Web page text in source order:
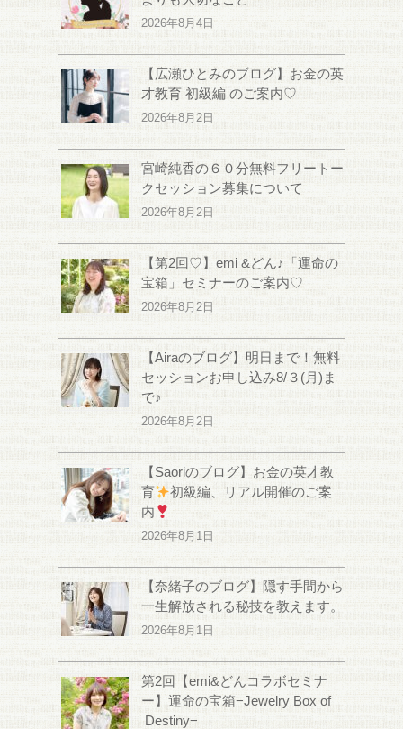
2026年8月4日
【広瀬ひとみのブログ】お金の英
才教育 初級編 のご案内♡
2026年8月2日
宮崎純香の６０分無料フリートー
クセッション募集について
2026年8月2日
【第2回♡】emi &どん♪「運命の
宝箱」セミナーのご案内♡
2026年8月2日
【Airaのブログ】明日まで！無料
セッションお申し込み8/３(月)ま
で♪
2026年8月2日
【Saoriのブログ】お金の英才教
育
初級編、リアル開催のご案
内
2026年8月1日
【奈緒子のブログ】隠す手間から
一生解放される秘技を教えます。
2026年8月1日
第2回【emi&どんコラボセミナ
ー】運命の宝箱−Jewelry Box of
Destiny−